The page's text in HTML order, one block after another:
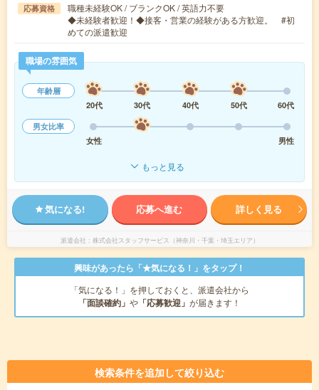
応募資格
職種未経験OK / ブランクOK / 英語力不要
◆未経験者歓迎！◆接客・営業の経験がある方歓迎。 #初
めての派遣歓迎
職場の雰囲気
年齢層
20代
30代 40代 50代
60代
男女比率
女性
男性
もっと見る
気になる! 応募へ進む 詳しく見る
派遣会社 株式会社スタッフサービス（神奈川・千葉・埼玉エリア）
興味があったら「★気になる！」をタップ！
「気になる！」を押しておくと、派遣会社から
「面談確約」 や 「応募歓迎」 が届きます！
検索条件を追加して絞り込む